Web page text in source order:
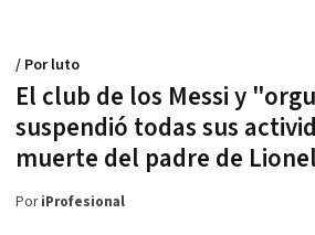
El club de los Messi y
suspendió todas sus
muerte del padre de Lionel
/ Por luto
PoriProfesional